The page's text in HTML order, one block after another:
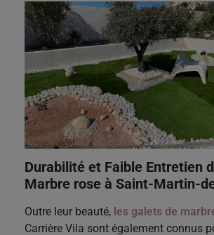
Durabilité et Faible Entretien
Marbre rose à Saint-Martin-
Outre leur beauté, les galets de
Carrière Vila sont également connus